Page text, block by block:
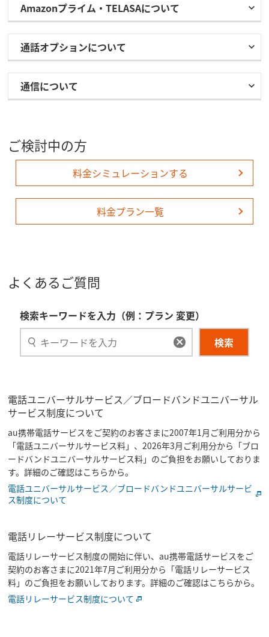
Amazonプライム・TELASAについて
通話オプションについて
通信について
ご検討中の方
料金シミュレーションする
料金プラン一覧
よくあるご質問
検索キーワードを入力（例：プラン 変更）
検索
電話ユニバーサルサービス／ブロードバンドユニバーサル
サービス制度について
au携帯電話サービスをご契約のお客さまに2007年1月ご利用分から
「電話ユニバーサルサービス料」、2026年3月ご利用分から「ブロ
ードバンドユニバーサルサービス料」のご負担をお願いしておりま
す。詳細のご確認はこちらから。
電話ユニバーサルサービス／ブロードバンドユニバーサルサービ
ス制度について
電話リレーサービス制度について
電話リレーサービス制度の開始に伴い、au携帯電話サービスをご
契約のお客さまに2021年7月ご利用分から「電話リレーサービス
料」のご負担をお願いしております。詳細のご確認はこちらから。
電話リレーサービス制度について